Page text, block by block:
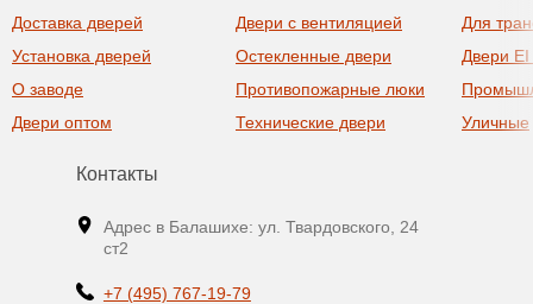
Доставка дверей
Установка дверей
О заводе
Двери оптом
Двери с вентиляцией
Остекленные двери
Противопожарные люки
Технические двери
Для
Двери
Уличные
Контакты
Адрес в Балашихе: ул. Твардовского, 24
ст2
+7 (495) 767-19-79